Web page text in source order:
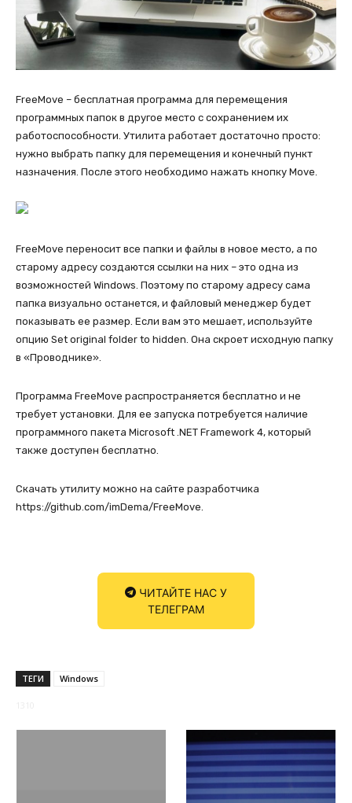
FreeMove – бесплатная программа для перемещения
программных папок в другое место с сохранением их
работоспособности. Утилита работает достаточно просто:
нужно выбрать папку для перемещения и конечный пункт
назначения. После этого необходимо нажать кнопку Move.
FreeMove переносит все папки и файлы в новое место, а по
старому адресу создаются ссылки на них – это одна из
возможностей Windows. Поэтому по старому адресу сама
папка визуально останется, и файловый менеджер будет
показывать ее размер. Если вам это мешает, используйте
опцию Set original folder to hidden. Она скроет исходную папку
в «Проводнике».
Программа FreeMove распространяется бесплатно и не
требует установки. Для ее запуска потребуется наличие
программного пакета Microsoft .NET Framework 4, который
также доступен бесплатно.
Скачать утилиту можно на сайте разработчика
https://github.com/imDema/FreeMove.
ЧИТАЙТЕ НАС У
ТЕЛЕГРАМ
ТЕГИ Windows